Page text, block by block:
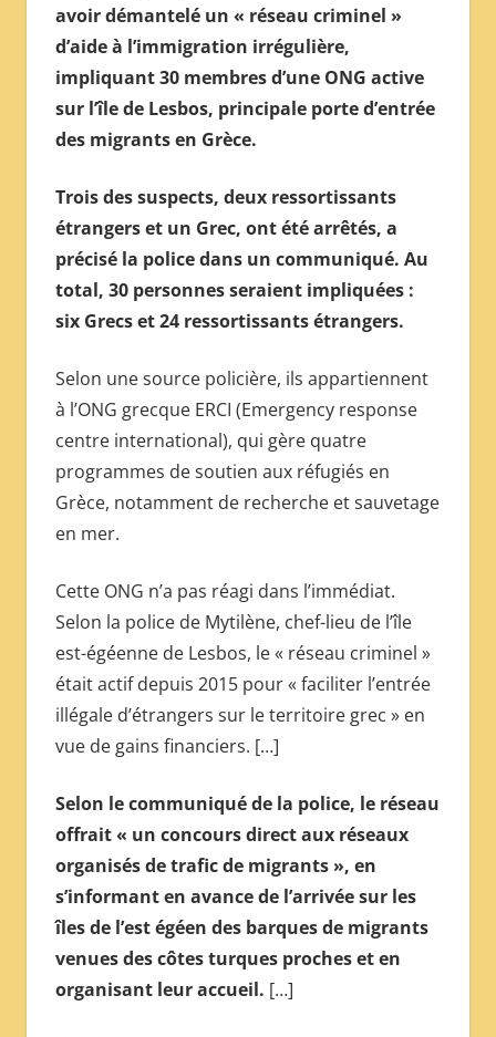
——
ОБЗОР
МЕЖДУНАРОДНОЙ
ПРЕССЫ
avoir démantelé un « réseau criminel »
d’aide à l’immigration irrégulière,
impliquant 30 membres d’une ONG active
sur l’île de Lesbos, principale porte d’entrée
des migrants en Grèce.
Trois des suspects, deux ressortissants
étrangers et un Grec, ont été arrêtés, a
précisé la police dans un communiqué. Au
total, 30 personnes seraient impliquées :
six Grecs et 24 ressortissants étrangers.
Selon une source policière, ils appartiennent
à l’ONG grecque ERCI (Emergency response
centre international), qui gère quatre
programmes de soutien aux réfugiés en
Grèce, notamment de recherche et sauvetage
en mer.
Cette ONG n’a pas réagi dans l’immédiat.
Selon la police de Mytilène, chef-lieu de l’île
est-égéenne de Lesbos, le « réseau criminel »
était actif depuis 2015 pour « faciliter l’entrée
illégale d’étrangers sur le territoire grec » en
vue de gains financiers. […]
Selon le communiqué de la police, le réseau
offrait « un concours direct aux réseaux
organisés de trafic de migrants », en
s’informant en avance de l’arrivée sur les
îles de l’est égéen des barques de migrants
venues des côtes turques proches et en
organisant leur accueil. […]